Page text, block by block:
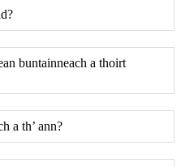
buntainneach a thoirt
a th’ ann?